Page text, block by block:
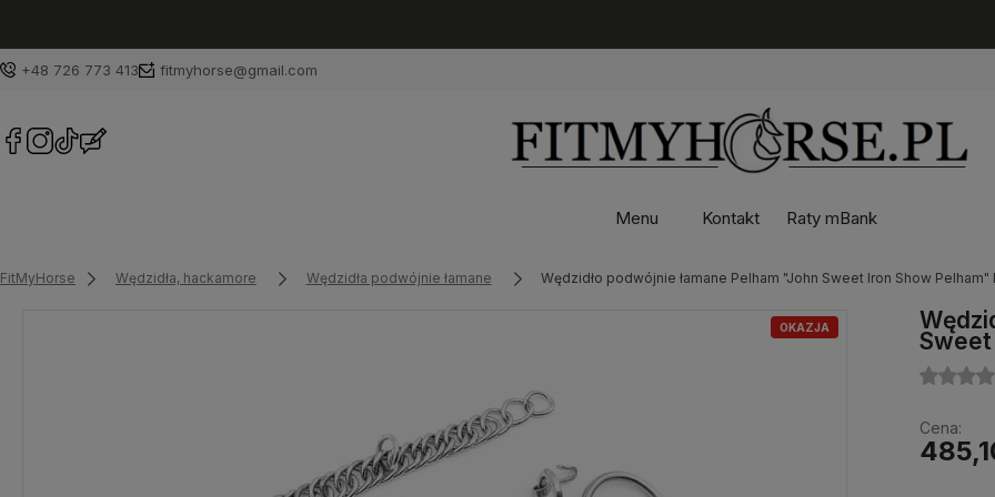
+48 726 773 413 fitmyhorse@gmail.com
Menu Kontakt Raty mBank
FitMyHorse Wędzidła, hackamore Wędzidła podwójnie łamane Wędzidło podwójnie łamane Pelham "John Sweet Iron Show Pelham"
OKAZJA
Cena: